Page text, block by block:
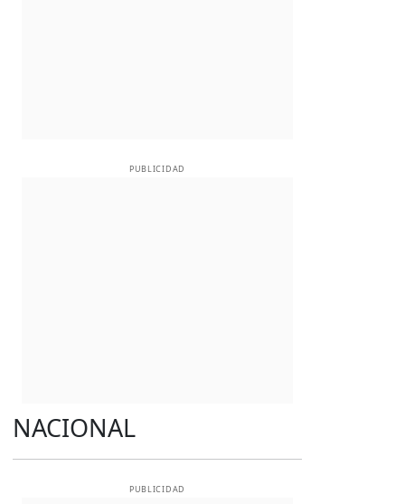
PUBLICIDAD
NACIONAL
PUBLICIDAD